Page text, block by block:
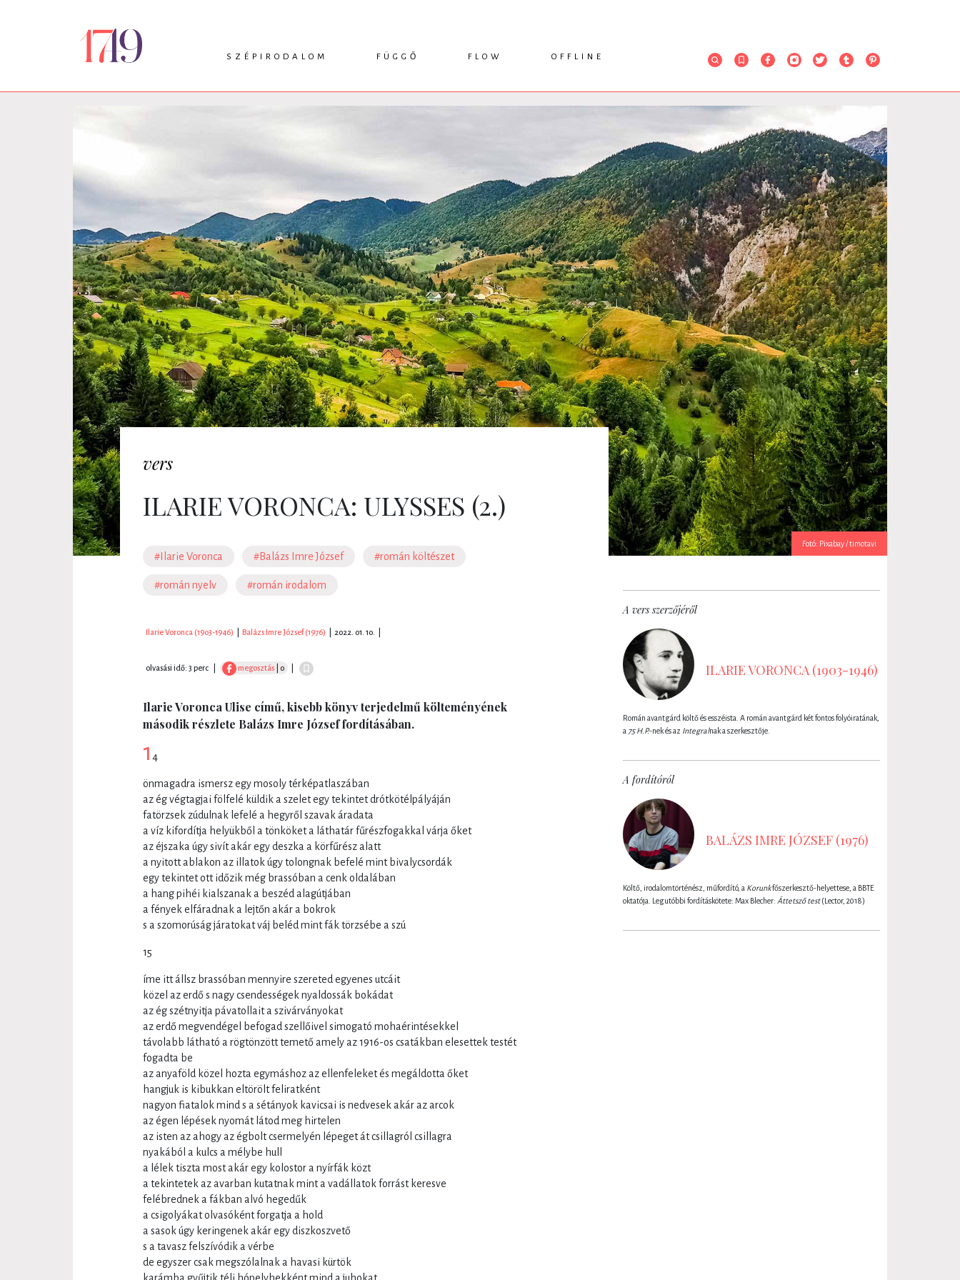
SZÉPIRODALOM
VERS
FÜGGŐ
KRITIKA
FLOW
INTERJÚ
OFFLINE
RENDEZVÉNYEK
Fotó: Pixabay / timotavi
vers
ILARIE VORONCA: ULYSSES (2.)
#Ilarie Voronca #Balázs Imre József #román költészet
#román nyelv #román irodalom
Ilarie Voronca (1903-1946) Balázs Imre József (1976) 2022. 01. 10.
olvasási idő: 3 perc megosztás | 0
Ilarie Voronca Ulise című, kisebb könyv terjedelmű költeményének
második részlete Balázs Imre József fordításában.
1 4
önmagadra ismersz egy mosoly térképatlaszában
az ég végtagjai fölfelé küldik a szelet egy tekintet drótkötélpályáján
fatörzsek zúdulnak lefelé a hegyről szavak áradata
a víz kifordítja helyükből a tönköket a láthatár fűrészfogakkal várja őket
az éjszaka úgy sivít akár egy deszka a körfűrész alatt
a nyitott ablakon az illatok úgy tolongnak befelé mint bivalycsordák
egy tekintet ott időzik még brassóban a cenk oldalában
a hang pihéi kialszanak a beszéd alagútjában
a fények elfáradnak a lejtőn akár a bokrok
s a szomorúság járatokat váj beléd mint fák törzsébe a szú
15
íme itt állsz brassóban mennyire szereted egyenes utcáit
közel az erdő s nagy csendességek nyaldossák bokádat
az ég szétnyitja pávatollait a szivárványokat
az erdő megvendégel befogad szellőivel simogató mohaérintésekkel
távolabb látható a rögtönzött temető amely az 1916-os csatákban elesettek testét
fogadta be
az anyaföld közel hozta egymáshoz az ellenfeleket és megáldotta őket
hangjuk is kibukkan eltörölt feliratként
nagyon fiatalok mind s a sétányok kavicsai is nedvesek akár az arcok
az égen lépések nyomát látod meg hirtelen
az isten az ahogy az égbolt csermelyén lépeget át csillagról csillagra
nyakából a kulcs a mélybe hull
a lélek tiszta most akár egy kolostor a nyírfák közt
a tekintetek az avarban kutatnak mint a vadállatok forrást keresve
felébrednek a fákban alvó hegedűk
a csigolyákat olvasóként forgatja a hold
a sasok úgy keringenek akár egy diszkoszvető
s a tavasz felszívódik a vérbe
de egyszer csak megszólalnak a havasi kürtök
A vers szerzőjéről
ILARIE VORONCA (1903-1946)
Román avantgárd költő és esszéista. A román avantgárd két fontos folyóiratának,
a 75 H.P.-nek és az Integralnak a szerkesztője.
A fordítóról
BALÁZS IMRE JÓZSEF (1976)
Költő, irodalomtörténész, műfordító, a Korunkfőszerkesztő-helyettese, a BBTE
oktatója. Legutóbbi fordításkötete: Max Blecher: Áttetsző test(Lector, 2018)